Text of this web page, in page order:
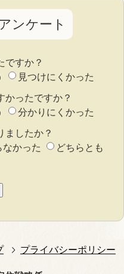
ンケート
ですか？
見つけにくかった
かったですか？
分かりにくかった
ましたか？
かった
どちらとも
プライバシーポリシー